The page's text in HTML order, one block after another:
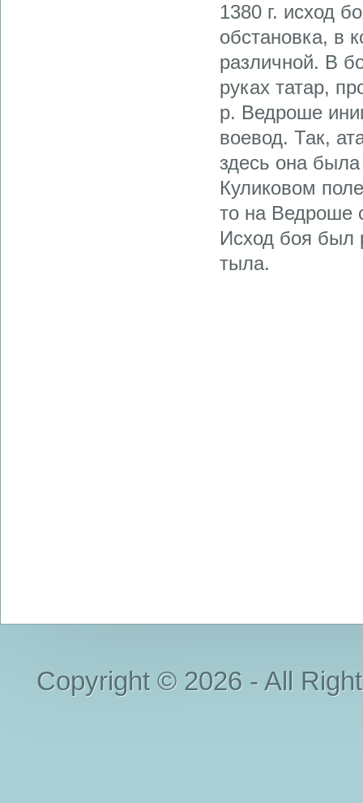
1380 г. исход
обстановка, в
различной. В
руках татар,
р. Ведроше
воевод. Так,
здесь она
Куликовом
то на Ведроше
Исход боя был
тыла.
Copyright © 2026 - All